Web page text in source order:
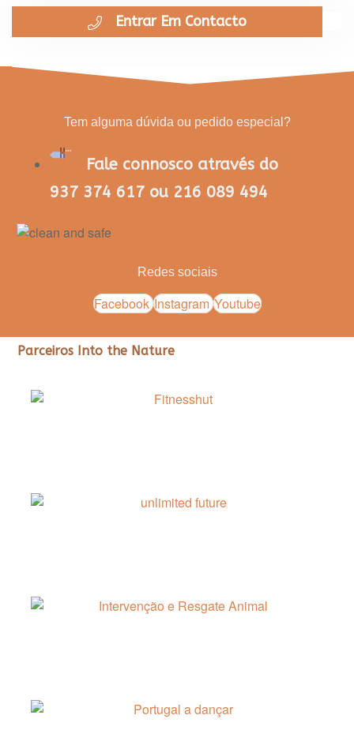
Entrar Em Contacto
Tem alguma dúvida ou pedido especial?
Fale connosco através do
937 374 617 ou 216 089 494
Redes sociais
Facebook Instagram Youtube
Parceiros Into the Nature